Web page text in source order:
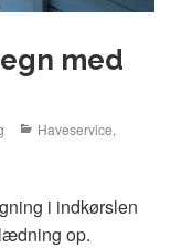
med
Categories
Haveservice,
i indkørslen
op.